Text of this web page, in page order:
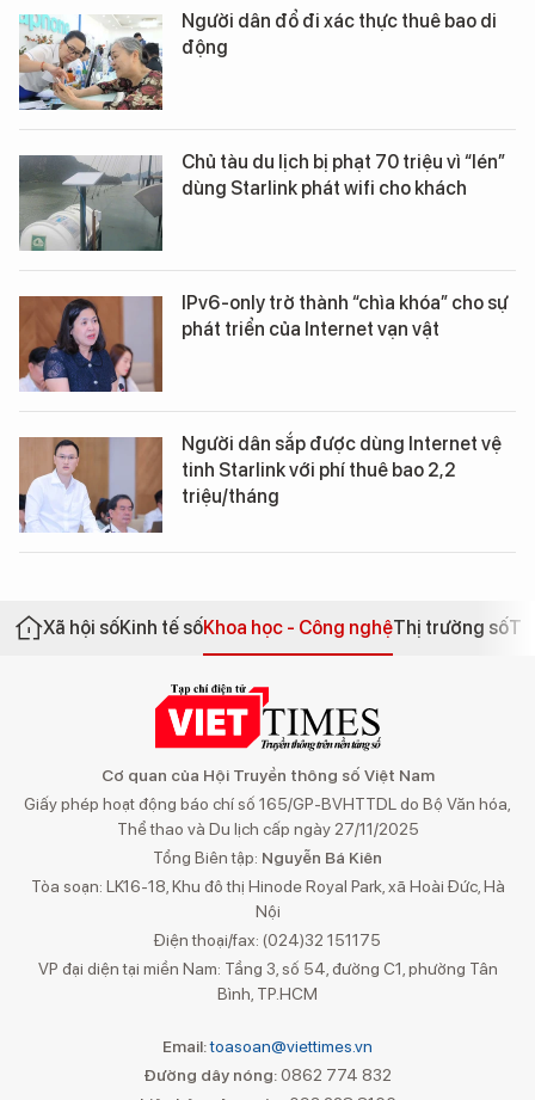
Người dân đổ đi xác thực thuê bao di
động
Chủ tàu du lịch bị phạt 70 triệu vì “lén”
dùng Starlink phát wifi cho khách
IPv6-only trở thành “chìa khóa” cho sự
phát triển của Internet vạn vật
Người dân sắp được dùng Internet vệ
tinh Starlink với phí thuê bao 2,2
triệu/tháng
Xã hội sốKinh tế sốKhoa học - Công nghệThị trường số
Cơ quan của Hội Truyền thông số Việt Nam
Giấy phép hoạt động báo chí số 165/GP-BVHTTDL do Bộ Văn hóa,
Thể thao và Du lịch cấp ngày 27/11/2025
Tổng Biên tập: Nguyễn Bá Kiên
Tòa soạn: LK16-18, Khu đô thị Hinode Royal Park, xã Hoài Đức, Hà
Nội
Điện thoại/fax: (024)32 151175
VP đại diện tại miền Nam: Tầng 3, số 54, đường C1, phường Tân
Bình, TP.HCM
Email:toasoan@viettimes.vn
Đường dây nóng: 0862 774 832